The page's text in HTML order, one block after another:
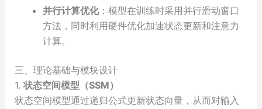
并行计算优化：模型在训练时采用并行滑动窗口
方法，同时利用硬件优化加速状态更新和注意力
计算。
三、理论基础与模块设计
1.状态空间模型（SSM）
状态空间模型通过递归公式更新状态向量，从而对输入